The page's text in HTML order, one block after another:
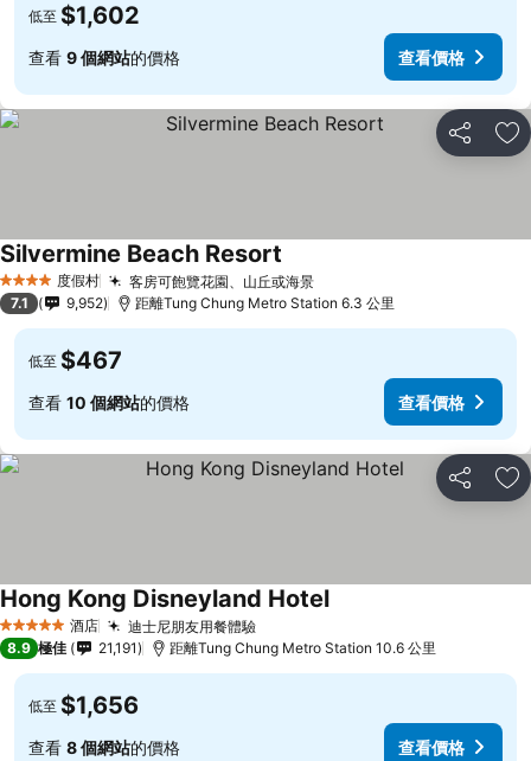
低至 $1,602
查看 9 個網站的價格 查看價格
分享 放
4 星級 度假村 客房可飽覽花園、山丘或海景
Silvermine Beach Resort
7.1 9,952 距離Tung Chung Metro Station 6.3 公里
低至 $467
查看 10 個網站的價格 查看價格
分享 放
5 星級 酒店 迪士尼朋友用餐體驗
Hong Kong Disneyland Hotel
8.9 極佳 21,191 距離Tung Chung Metro Station 10.6 公里
低至 $1,656
查看 8 個網站的價格 查看價格